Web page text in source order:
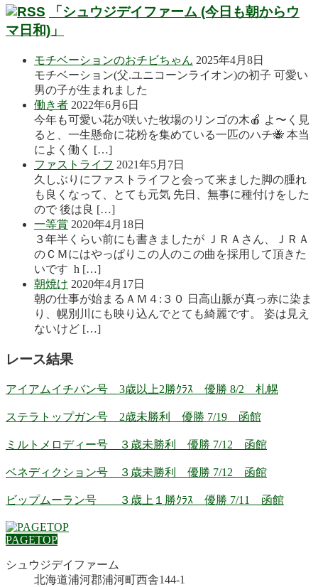
「シュウジデイファーム (今日も朝からウ
マ日和)」
モチベーションのおチビちゃん 2025年4月8日
モチベーション(父.ユニコーンライオン)の初子 可愛い
男の子が生まれました
働き者 2022年6月6日
今年も可愛い花が咲いた牧場のリンゴの木🍎 よ〜く見
ると、一生懸命に花粉を集めている一匹のハチ🐝 本当
によく働く […]
ファストライフ 2021年5月7日
久しぶりにファストライフと会って来ました脚の腫れ
も良くなって、とても元気 先日、無事に種付けをした
ので 後は良 […]
一等賞 2020年4月18日
３年半くらい前にも書きましたが ＪＲＡさん、ＪＲＡ
のＣＭにはやっぱりこの人のこの曲を採用して頂きた
いです h […]
朝焼け 2020年4月17日
朝の仕事が始まるＡＭ４:３０ 日高山脈が真っ赤に染ま
り、幌別川にも映り込んでとても綺麗です。 姿は見え
ないけど […]
レース結果
アイアムイチバン号 3歳以上2勝ｸﾗｽ 優勝 8/2 札幌
ステラトップガン号 2歳未勝利 優勝 7/19 函館
ミルトメロディー号 ３歳未勝利 優勝 7/12 函館
ベネディクション号 ３歳未勝利 優勝 7/12 函館
ビップムーラン号 ３歳上１勝ｸﾗｽ 優勝 7/11 函館
PAGETOP
シュウジデイファーム
北海道浦河郡浦河町西舎144-1